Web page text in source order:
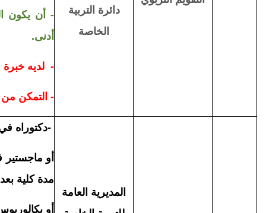
دائرة التربية
الخاصة
- أن يكون
أدنى.
- لديه
- التمكن من
المديرية العامة
-دكتوراه في
أو ماجستير
مدة كلية بعد
أو